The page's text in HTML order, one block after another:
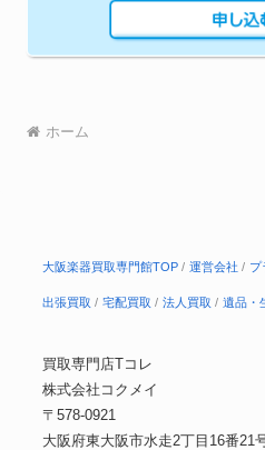
ホーム
大阪楽器買取専門館TOP 運営会社 プ
出張買取 宅配買取 法人買取 遺品・
買取専門店Tコレ
株式会社コクメイ
〒578-0921
大阪府東大阪市水走2丁目16番21